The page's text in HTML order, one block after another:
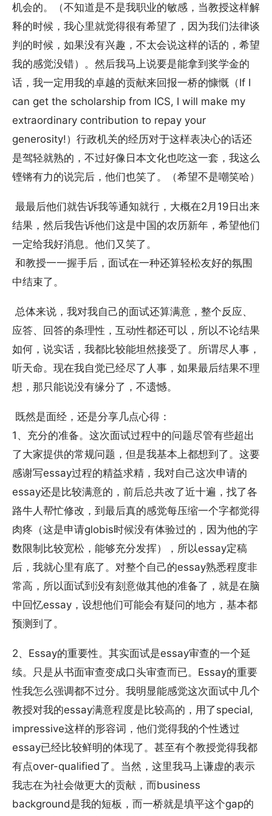
机会的。（不知道是不是我职业的敏感，当教授这样解
释的时候，我心里就觉得很有希望了，因为我们法律谈
判的时候，如果没有兴趣，不太会说这样的话的，希望
我的感觉没错）。然后我马上说要是能拿到奖学金的
话，我一定用我的卓越的贡献来回报一桥的慷慨（If I
can get the scholarship from ICS, I will make my
extraordinary contribution to repay your
generosity!）行政机关的经历对于这样表决心的话还
是驾轻就熟的，不过好像日本文化也吃这一套，我这么
铿锵有力的说完后，他们也笑了。（希望不是嘲笑哈）
最最后他们就告诉我等通知就行，大概在2月19日出来
结果，然后我告诉他们这是中国的农历新年，希望他们
一定给我好消息。他们又笑了。
和教授一一握手后，面试在一种还算轻松友好的氛围
中结束了。
总体来说，我对我自己的面试还算满意，整个反应、
应答、回答的条理性，互动性都还可以，所以不论结果
如何，说实话，我都比较能坦然接受了。所谓尽人事，
听天命。现在我自觉已经尽了人事，如果最后结果不理
想，那只能说没有缘分了，不遗憾。
既然是面经，还是分享几点心得：
1、充分的准备。这次面试过程中的问题尽管有些超出
了大家提供的常规问题，但是我基本上都想到了。这要
感谢写essay过程的精益求精，我对自己这次申请的
essay还是比较满意的，前后总共改了近十遍，找了各
路牛人帮忙修改，到最后真的感觉每压缩一个字都觉得
肉疼（这是申请globis时候没有体验过的，因为他的字
数限制比较宽松，能够充分发挥），所以essay定稿
后，我就心里有底了。对整个自己的essay熟悉程度非
常高，所以面试到没有刻意做其他的准备了，就是在脑
中回忆essay，设想他们可能会有疑问的地方，基本都
预测到了。
2、Essay的重要性。其实面试是essay审查的一个延
续。只是从书面审查变成口头审查而已。Essay的重要
性我怎么强调都不过分。我明显能感觉这次面试中几个
教授对我的essay满意程度是比较高的，用了special,
impressive这样的形容词，他们觉得我的个性透过
essay已经比较鲜明的体现了。甚至有个教授觉得我都
有点over-qualified了。当然，这里我马上谦虚的表示
我志在为社会做更大的贡献，而business
background是我的短板，而一桥就是填平这个gap的